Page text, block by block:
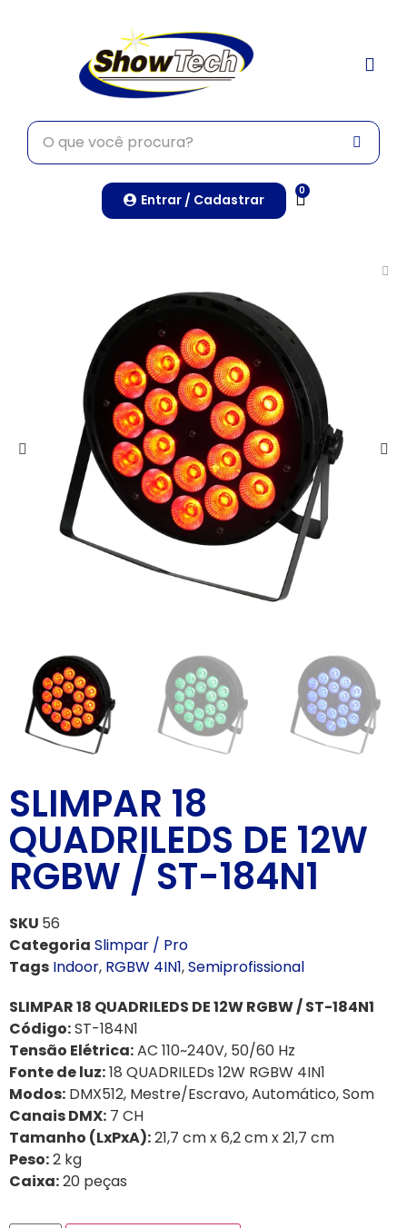
Entrar / Cadastrar
0
SLIMPAR 18
QUADRILEDS DE 12W
RGBW / ST-184N1
SKU 56
Categoria Slimpar / Pro
Tags Indoor, RGBW 4IN1,Semiprofissional
SLIMPAR 18 QUADRILEDS DE 12W RGBW / ST-184N1
Código:ST-184N1
Tensão Elétrica:AC 110~240V, 50/60 Hz
Fonte de luz:18 QUADRILEDs 12W RGBW 4IN1
Modos: DMX512, Mestre/Escravo, Automático, Som
Canais DMX: 7 CH
Tamanho (LxPxA):21,7 cm x 6,2 cm x 21,7 cm
Peso:2 kg
Caixa:20 peças